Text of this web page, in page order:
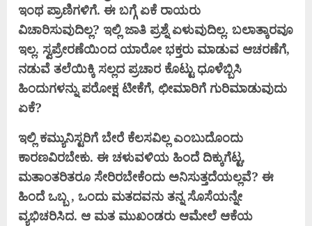
ಇಂಥ ಪ್ರಾಣಿಗಳಿಗೆ. ಈ ಬಗ್ಗೆ ಏಕೆ ರಾಯರು
ವಿಚಾರಿಸುವುದಿಲ್ಲ? ಇಲ್ಲಿ ಜಾತಿ ಪ್ರಶ್ನೆ ಏಳುವುದಿಲ್ಲ. ಬಲಾತ್ಕಾರವೂ
ಇಲ್ಲ. ಸ್ವಪ್ರೇರಣೆಯಿಂದ ಯಾರೋ ಭಕ್ತರು ಮಾಡುವ ಆಚರಣೆಗೆ,
ನಡುವೆ ತಲೆಯಿಕ್ಕಿ ಸಲ್ಲದ ಪ್ರಚಾರ ಕೊಟ್ಟು ಧೂಳೆಬ್ಬಿಸಿ
ಹಿಂದುಗಳನ್ನು ಪರೋಕ್ಷ ಟೀಕೆಗೆ, ಛೀಮಾರಿಗೆ ಗುರಿಮಾಡುವುದು
ಏಕೆ?
ಇಲ್ಲಿ ಕಮ್ಯುನಿಸ್ಟರಿಗೆ ಬೇರೆ ಕೆಲಸವಿಲ್ಲ ಎಂಬುದೊಂದು
ಕಾರಣವಿರಬೇಕು. ಈ ಚಳುವಳಿಯ ಹಿಂದೆ ದಿಕ್ಕುಗೆಟ್ಟ,
ಮತಾಂತರಿತರೂ ಸೇರಿರಬೇಕೆಂದು ಅನಿಸುತ್ತದೆಯಲ್ಲವೆ? ಈ
ಹಿಂದೆ ಒಬ್ಬ , ಒಂದು ಮತದವನು ತನ್ನ ಸೊಸೆಯನ್ನೇ
ವ್ಯಭಿಚರಿಸಿದ. ಆ ಮತ ಮುಖಂಡರು ಆಮೇಲೆ ಆಕೆಯ